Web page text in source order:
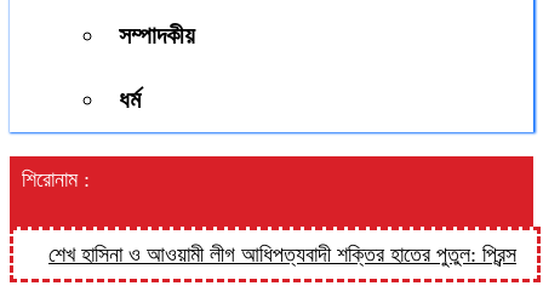
সম্পাদকীয়
ধর্ম
শিরোনাম :
শেখ হাসিনা ও আওয়ামী লীগ আধিপত্যবাদী শক্তির হাতের পুতুল: প্রিন্স